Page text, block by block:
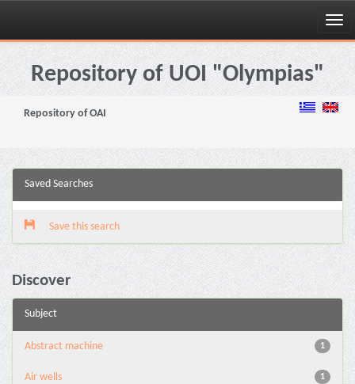
Skip
navigationRepository of UOI "Olympias"
Repository of OAI
Saved Searches
Save this search
Discover
Subject
1
Abstract machine
1
Air wells